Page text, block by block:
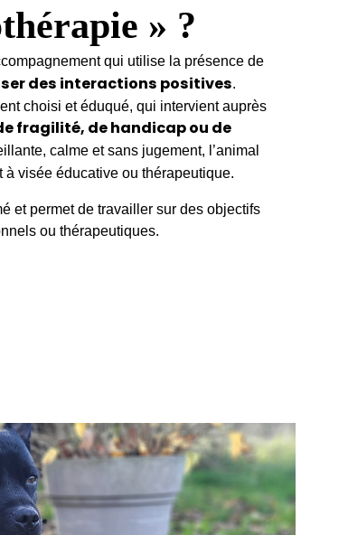
» ?
qui utilise la présence de
des interactions positives
choisi et éduqué, qui intervient auprès
fragilité, de handicap ou de
calme et sans jugement, l’animal
visée éducative ou thérapeutique.
et permet de travailler sur des objectifs
ou thérapeutiques.